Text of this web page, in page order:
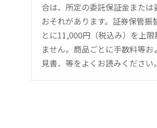
合は、所定の委託保証金また
おそれがあります。証券保管
とに11,000円（税込み）を上
ません。商品ごとに手数料等
見書、等をよくお読みください。